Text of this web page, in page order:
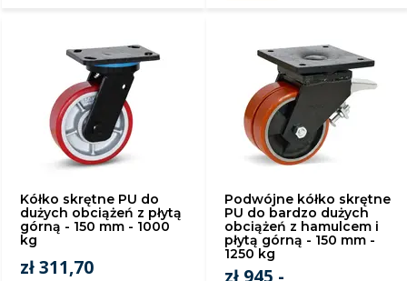
Kółko skrętne PU do
dużych obciążeń z płytą
górną - 150 mm - 1000
kg
zł 311,70
Podwójne kółko skrętne
PU do bardzo dużych
obciążeń z hamulcem i
płytą górną - 150 mm -
1250 kg